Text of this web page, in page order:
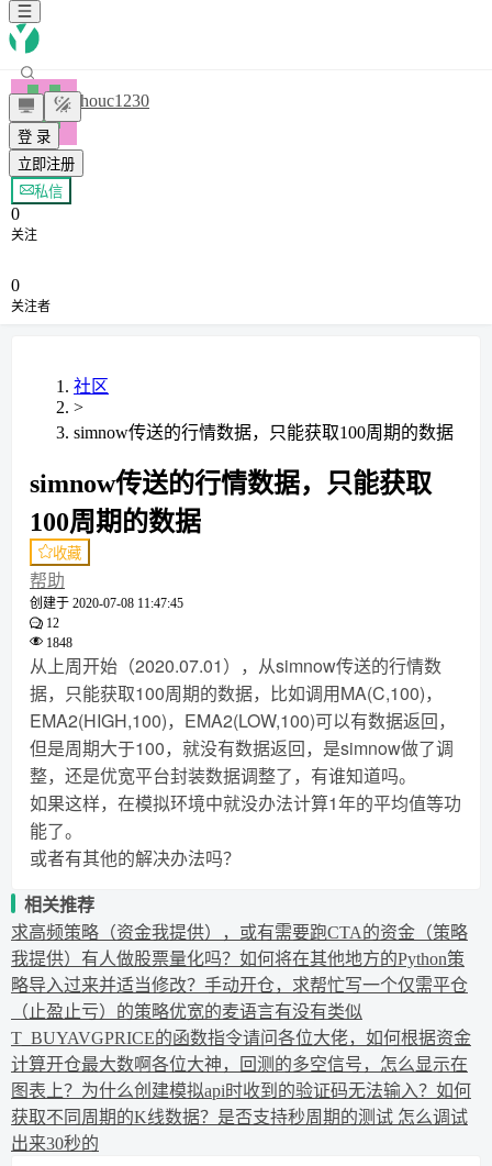
登 录
立即注册
zhouc1230
+ 关注
私信
0
关注
0
关注者
社区
>
simnow传送的行情数据，只能获取100周期的数据
simnow传送的行情数据，只能获取
100周期的数据
收藏
帮助
创建于 2020-07-08 11:47:45
12
1848
从上周开始（2020.07.01），从simnow传送的行情数
据，只能获取100周期的数据，比如调用MA(C,100)，
EMA2(HIGH,100)，EMA2(LOW,100)可以有数据返回，
但是周期大于100，就没有数据返回，是simnow做了调
整，还是优宽平台封装数据调整了，有谁知道吗。
如果这样，在模拟环境中就没办法计算1年的平均值等功
能了。
或者有其他的解决办法吗？
相关推荐
求高频策略（资金我提供），或有需要跑CTA的资金（策略
我提供） 有人做股票量化吗？ 如何将在其他地方的Python策
略导入过来并适当修改？ 手动开仓，求帮忙写一个仅需平仓
（止盈止亏）的策略优宽的麦语言有没有类似
T_BUYAVGPRICE的函数指令请问各位大佬，如何根据资金
计算开仓最大数啊各位大神，回测的多空信号，怎么显示在
图表上？ 为什么创建模拟api时收到的验证码无法输入？ 如何
获取不同周期的K线数据？ 是否支持秒周期的测试 怎么调试
出来30秒的